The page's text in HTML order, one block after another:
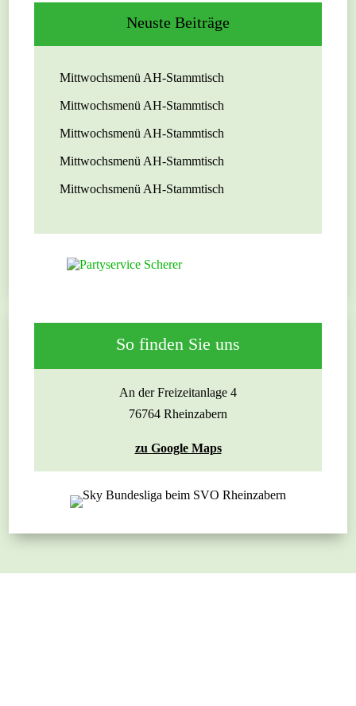
Neuste Beiträge
Mittwochsmenü AH-Stammtisch
Mittwochsmenü AH-Stammtisch
Mittwochsmenü AH-Stammtisch
Mittwochsmenü AH-Stammtisch
Mittwochsmenü AH-Stammtisch
So finden Sie uns
An der Freizeitanlage 4
76764 Rheinzabern
zu Google Maps